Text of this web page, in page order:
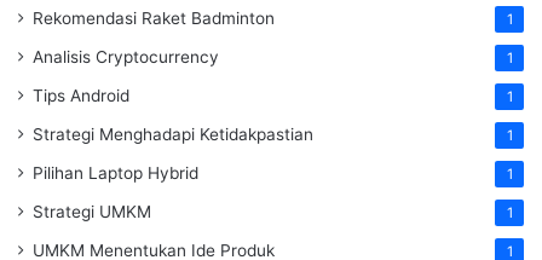
Rekomendasi Raket Badminton 1
Analisis Cryptocurrency 1
Tips Android 1
Strategi Menghadapi Ketidakpastian 1
Pilihan Laptop Hybrid 1
Strategi UMKM 1
UMKM Menentukan Ide Produk 1